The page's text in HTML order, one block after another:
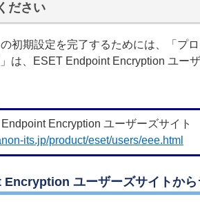
ださい
初期設定を完了するためには、「プ
」は、ESET Endpoint Encryption ユー
Encryption ユーザーズサイト
its.jp/product/eset/users/eee.html
ユーザーズサイトから